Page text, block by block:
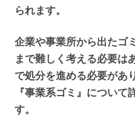
られます。
企業や事業所から出たゴ
まで難しく考える必要は
で処分を進める必要があ
『事業系ゴミ』について
す。